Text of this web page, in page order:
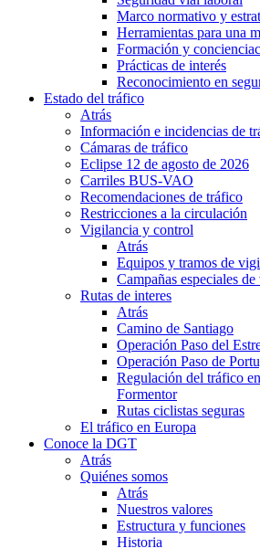
Marco normativo y
Herramientas para una
Formación y
Prácticas de interés
Reconocimiento en
Estado del tráfico
Atrás
Información e incidencias de
Cámaras de tráfico
Eclipse 12 de agosto de 2026
Carriles BUS-VAO
Recomendaciones de tráfico
Restricciones a la circulación
Vigilancia y control
Atrás
Equipos y tramos de
Campañas especiales
Rutas de interes
Atrás
Camino de Santiago
Operación Paso del
Operación Paso de
Regulación del tráfico
Formentor
Rutas ciclistas seguras
El tráfico en Europa
Conoce la DGT
Atrás
Quiénes somos
Atrás
Nuestros valores
Estructura y funciones
Historia